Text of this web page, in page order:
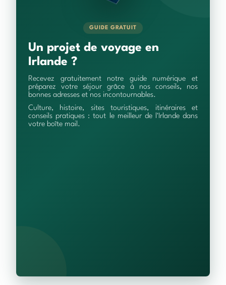
GUIDE GRATUIT
Un projet de voyage en
Irlande ?
Recevez gratuitement notre guide numérique et
préparez votre séjour grâce à nos conseils, nos
bonnes adresses et nos incontournables.
Culture, histoire, sites touristiques, itinéraires et
conseils pratiques : tout le meilleur de l'Irlande dans
votre boîte mail.